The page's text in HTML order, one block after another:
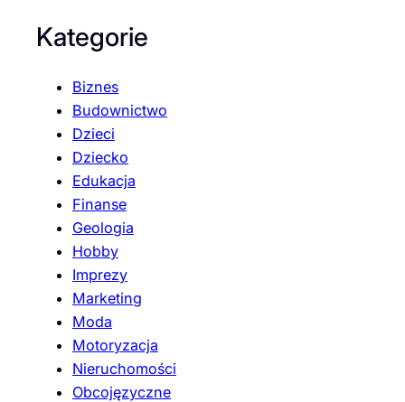
Kategorie
Biznes
Budownictwo
Dzieci
Dziecko
Edukacja
Finanse
Geologia
Hobby
Imprezy
Marketing
Moda
Motoryzacja
Nieruchomości
Obcojęzyczne